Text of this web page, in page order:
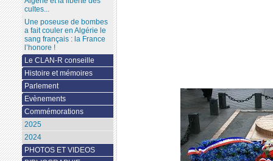
cultes...
Une poseuse de bombes
a fait couler en Algérie le
sang français : la France
l’honore !
Le CLAN-R conseille
Histoire et mémoires
Parlement
Evènements
Commémorations
2025
2024
PHOTOS ET VIDEOS